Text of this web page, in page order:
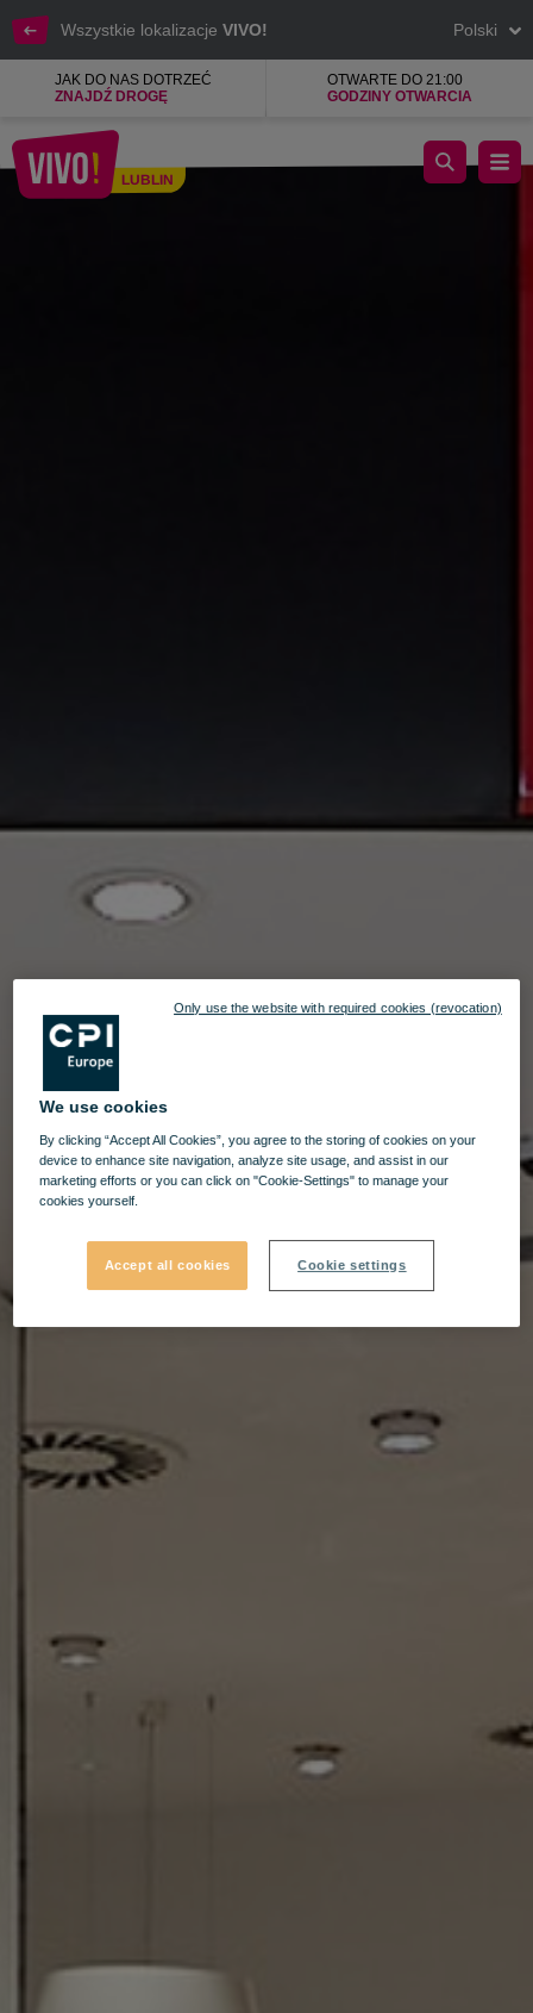
Wszystkie lokalizacje VIVO! Polski
JAK DO NAS DOTRZEĆ
ZNAJDŹ DROGĘ
OTWARTE DO 21:00
GODZINY OTWARCIA
LUBLIN
mBank - lider bankowości internetowej w Polsce.
We use cookies
By clicking “Accept All Cookies”, you agree to the storing of cookies on your
device to enhance site navigation, analyze site usage, and assist in our
marketing efforts or you can click on "Cookie-Settings" to manage your
cookies yourself.
Accept all cookies Cookie settings
Only use the website with required cookies (revocation)